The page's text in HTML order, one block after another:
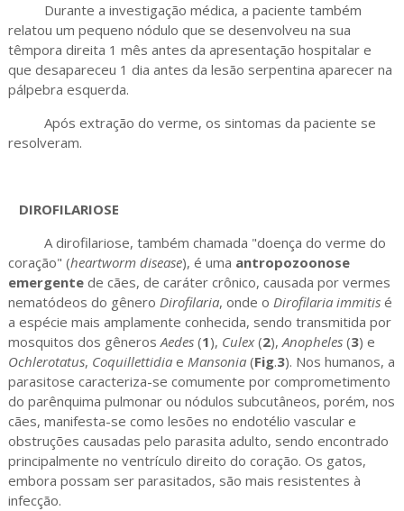
Durante a investigação médica, a paciente também
relatou um pequeno nódulo que se desenvolveu na sua
têmpora direita 1 mês antes da apresentação hospitalar e
que desapareceu 1 dia antes da lesão serpentina aparecer na
pálpebra esquerda.
Após extração do verme, os sintomas da paciente se
resolveram.
DIROFILARIOSE
A dirofilariose, também chamada "doença do verme do
coração" (heartworm disease), é uma antropozoonose
emergentede cães, de caráter crônico, causada por vermes
nematódeos do gênero Dirofilaria, onde o Dirofilaria immitisé
a espécie mais amplamente conhecida, sendo transmitida por
mosquitos dos gênerosAedes(1), Culex(2),Anopheles(3) e
Ochlerotatus, Coquillettidiae Mansonia(Fig.3). Nos humanos, a
parasitose caracteriza-se comumente por comprometimento
do parênquima pulmonar ou nódulos subcutâneos, porém, nos
cães, manifesta-se como lesões no endotélio vascular e
obstruções causadas pelo parasita adulto, sendo encontrado
principalmente no ventrículo direito do coração. Os gatos,
embora possam ser parasitados, são mais resistentes à
infecção.